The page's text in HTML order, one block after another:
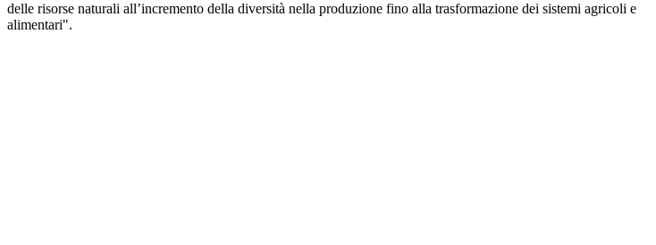
delle risorse naturali all’incremento della diversità nella produzione fino alla trasformazione dei sistemi agricoli e
alimentari".